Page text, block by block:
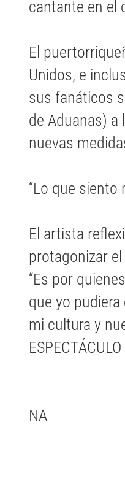
cantante en el
El
Unidos, e
sus fanáticos
de Aduanas)
nuevas
“Lo que siento
El artista
protagonizar
“Es por
que yo
mi cultura y
NA